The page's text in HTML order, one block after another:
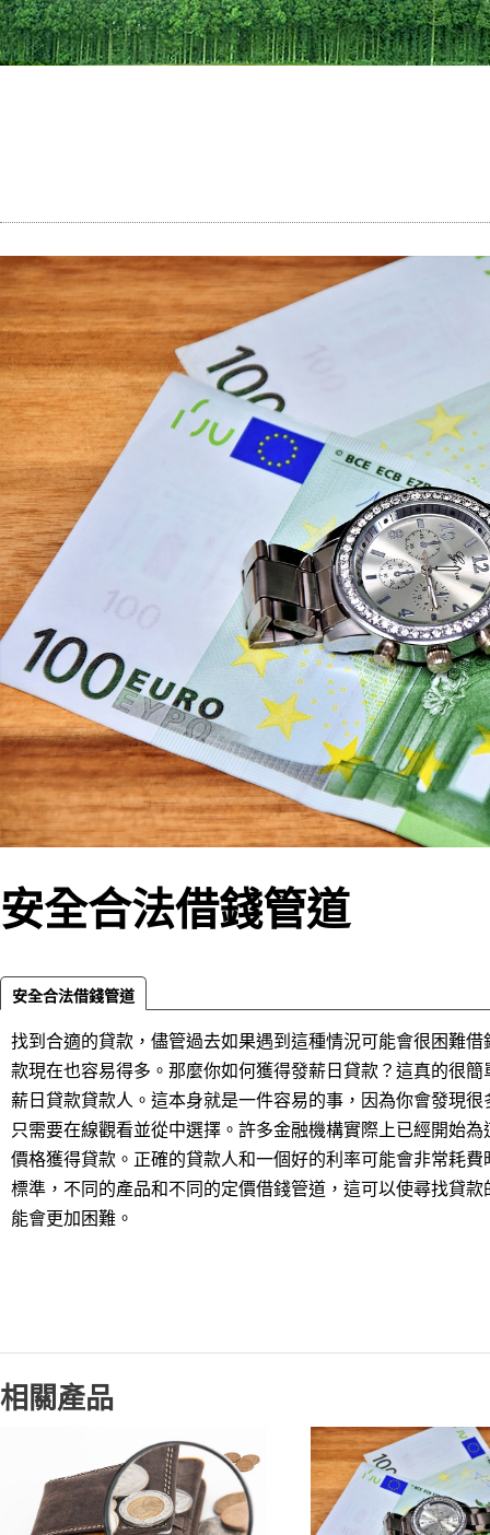
安全合法借錢管道
安全合法借錢管道
找到合適的貸款，儘管過去如果遇到這種情況可能會很困難
款現在也容易得多。那麼你如何獲得發薪日貸款？這真的很
薪日貸款貸款人。這本身就是一件容易的事，因為你會發現
只需要在線觀看並從中選擇。許多金融機構實際上已經開始
價格獲得貸款。正確的貸款人和一個好的利率可能會非常耗
標準，不同的產品和不同的定價借錢管道，這可以使尋找貸
能會更加困難。
相關產品